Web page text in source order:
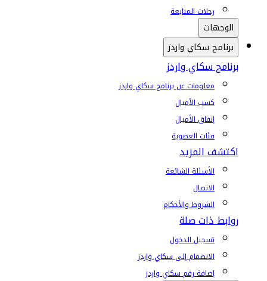
رحلات المتابعة
الوجهات
برنامج سكاي واردز
برنامج سكاي واردز
معلومات عن برنامج سكاي واردز
كسب الأميال
إنفاق الأميال
فئات العضوية
اكتشف المزيد
الأسئلة الشائعة
الاتصال
الشروط والأحكام
روابط ذات صلة
تسجيل الدخول
الانضمام إلى سكاي واردز
إضافة رقم سكاي واردز